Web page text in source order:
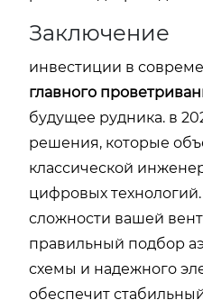
Заключение
инвестиции в
главного
будущее рудника. в
решения, которые
классической
цифровых
сложности вашей
правильный подбор
схемы и надежного
обеспечит